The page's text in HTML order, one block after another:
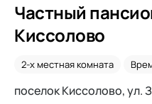
Частный
Киссолово
2-х местная комната
поселок Киссолово, ул.